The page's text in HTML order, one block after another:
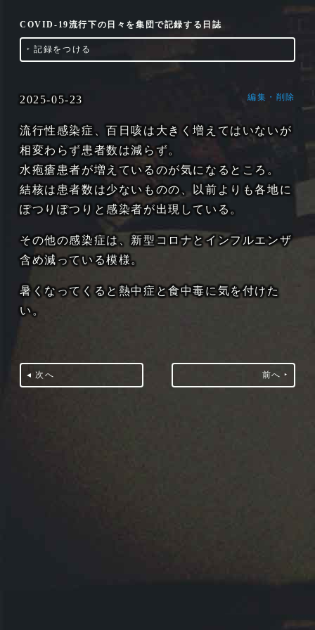
COVID-19流行下の日々を集団で記録する日誌
‣ 記録をつける
2025-05-23 編集・削除
流行性感染症、百日咳は大きく増えてはいないが
相変わらず患者数は減らず。
水疱瘡患者が増えているのが気になるところ。
結核は患者数は少ないものの、以前よりも各地に
ぽつりぽつりと感染者が出現している。
その他の感染症は、新型コロナとインフルエンザ
含め減っている模様。
暑くなってくると熱中症と食中毒に気を付けた
い。
◂ 次へ 前へ ‣